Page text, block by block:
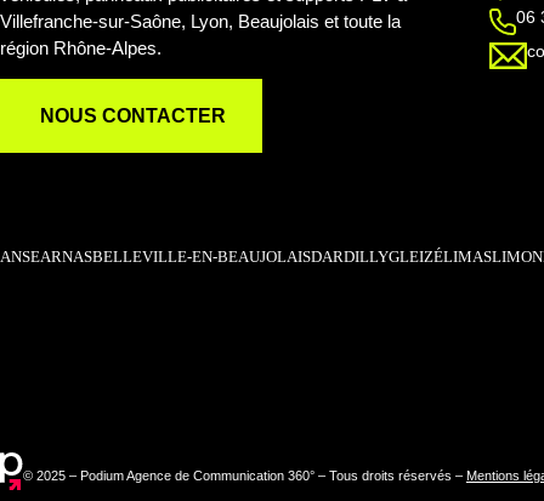
Villefranche-sur-Saône, Lyon, Beaujolais et toute la
région Rhône-Alpes.
NOUS CONTACTER
06
ANSEARNASBELLEVILLE-EN-BEAUJOLAISDARDILLYGLEIZÉLIMAS
© 2025 – Podium Agence de Communication 360° – Tous droits réservés – Mentions